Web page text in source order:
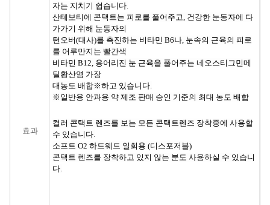
효과
자는 지치기 쉽습니다.
산테보티에 콘택트는 피로를 풀어주고, 건강한 눈동자에 다
가가기 위해 눈동자의
턴오버(대사)를 촉진하는 비타민 B6나, 눈속의 근육의 피로
를 어루만지는 빨간색
비타민 B12, 응어리진 눈 근육을 풀어주는 네오스티그민메
틸황산염 가장
대농도 배합※하고 있습니다.
※일반용 안과용 약 제조 판매 승인 기준의 최대 농도 배합
컬러 콘택트 렌즈를 보는 모든 콘택트렌즈 장착중에 사용할
수 있습니다.
소프트 O2 하드웨드 일회용 (디스포저블)
콘택트 렌즈를 장착하고 있지 않는 분도 사용하실 수 있습니
다.